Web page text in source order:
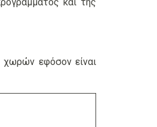
χωρών εφόσον είναι